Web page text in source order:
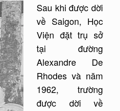
Sau khi được dời
về Saigon, Học
Viện đặt trụ sở
tại đường
Alexandre De
Rhodes và năm
1962, trường
được dời về